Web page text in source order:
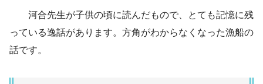
河合先生が子供の頃に読んだもので、とても記憶に残
っている逸話があります。方角がわからなくなった漁船の
話です。